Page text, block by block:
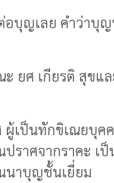
อบุญเลย คำว่าบุ
ยศ เกียรติ สุขแ
ผู้เป็นทักขิเณยบุค
ราศจากราคะ เ
นาบุญชั้นเยี่ยม